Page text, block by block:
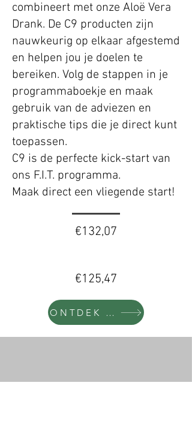
combineert met onze Aloë Vera
Drank. De C9 producten zijn
nauwkeurig op elkaar afgestemd
en helpen jou je doelen te
bereiken. Volg de stappen in je
programmaboekje en maak
gebruik van de adviezen en
praktische tips die je direct kunt
toepassen.
C9 is de perfecte kick-start van
ons F.I.T. programma.
Maak direct een vliegende start!
€132,07
€125,47
ONTDEK MEER